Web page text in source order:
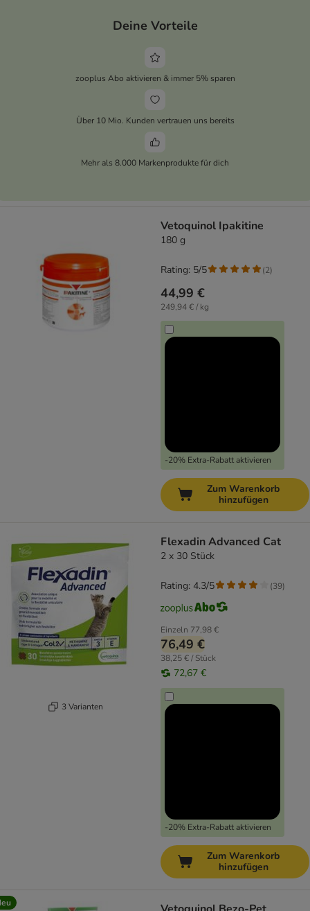
Deine Vorteile
zooplus Abo aktivieren & immer 5% sparen
Über 10 Mio. Kunden vertrauen uns bereits
Mehr als 8.000 Markenprodukte für dich
Vetoquinol Ipakitine
180 g
44,99 €
249,94 € / kg
-20% Extra-Rabatt aktivieren
Rating: 5/5 (2)
Zum Warenkorb
hinzufügen
3 Varianten
Flexadin Advanced Cat
2 x 30 Stück
Einzeln 77,98 €
76,49 €
38,25 € / Stück
72,67 €
-20% Extra-Rabatt aktivieren
Rating: 4.3/5 (39)
Zum Warenkorb
hinzufügen